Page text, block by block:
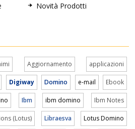
Novità Prodotti
Aggiornamento applicazioni
Digiway Domino e-mail Ebook
Ibm ibm domino Ibm Notes
(Lotus) Libraesva Lotus Domino